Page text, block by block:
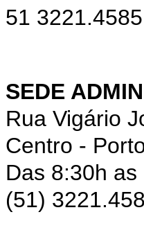
51
SEDE
Rua Vigário
Centro -
Das 8:30h
(51)